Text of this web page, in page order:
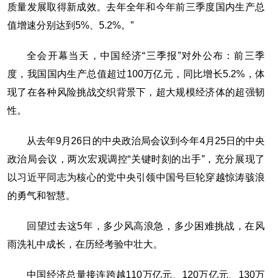
质量发展取得新成效。去年全年和今年前三季度国内生产总
值增速分别达到5%、5.2%。”
全会开幕当天，中国经济“三季报”对外公布：前三季
度，我国国内生产总值超过100万亿元，同比增长5.2%，体
现了在各种风险挑战交织背景下，超大规模经济体的超强韧
性。
从去年9月26日的中央政治局会议到今年4月25日的中央
政治局会议，两次宏观调控“关键时刻的出手”，充分展现了
以习近平同志为核心的党中央引领中国号巨轮穿越惊涛骇浪
的勇气和智慧。
回望过去这5年，多少风高浪急，多少困难挑战，在风
雨洗礼中成长，在历经考验中壮大。
中国经济总量接连跨越110万亿元、120万亿元、130万